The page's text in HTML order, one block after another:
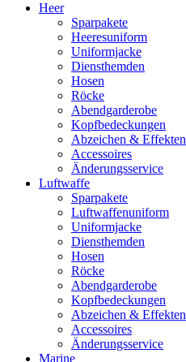
Heer
Sparpakete
Heeresuniform
Uniformjacke
Diensthemden
Hosen
Röcke
Abendgarderobe
Kopfbedeckungen
Abzeichen & Effekten
Accessoires
Änderungsservice
Luftwaffe
Sparpakete
Luftwaffenuniform
Uniformjacke
Diensthemden
Hosen
Röcke
Abendgarderobe
Kopfbedeckungen
Abzeichen & Effekten
Accessoires
Änderungsservice
Marine